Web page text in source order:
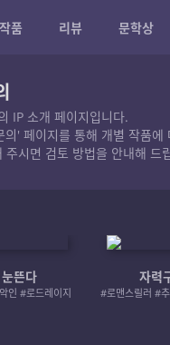
작품 리뷰 문학상
IP 소개 페이지입니다.
의' 페이지를 통해 개별 작품
주시면 검토 방법을 안내해
뜬다
인 #로드레이지
자력